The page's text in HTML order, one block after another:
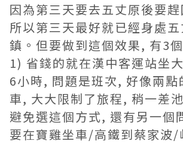
因為第三天要去五丈原後要
所以第三天最好就已經身處
鎮。但要做到這個效果, 有3
1) 省錢的就在漢中客運站坐
6小時, 問題是班次, 好像兩點
車, 大大限制了旅程, 稍一差
避免選這個方式, 還有另一個
要在寶雞坐車/高鐵到蔡家波/